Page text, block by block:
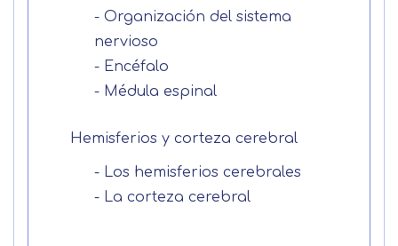
- Organización del sistema
nervioso
- Encéfalo
- Médula espinal
Hemisferios y corteza cerebral
- Los hemisferios cerebrales
- La corteza cerebral
Solicitar
información
Nombre